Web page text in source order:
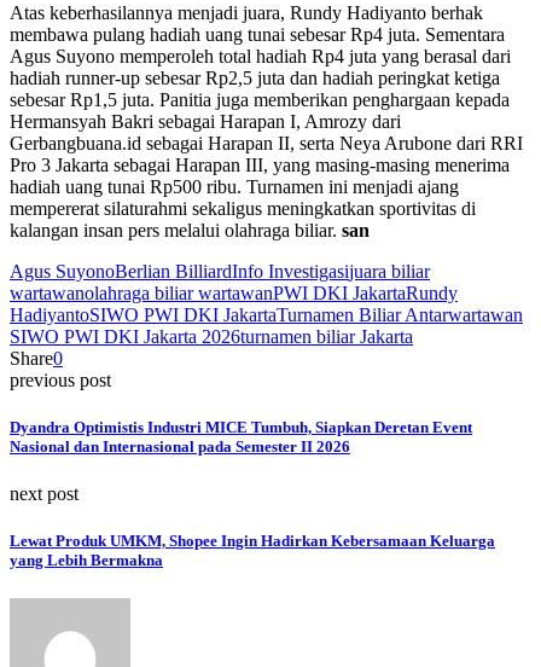
Atas keberhasilannya menjadi juara, Rundy Hadiyanto berhak
membawa pulang hadiah uang tunai sebesar Rp4 juta. Sementara
Agus Suyono memperoleh total hadiah Rp4 juta yang berasal dari
hadiah runner-up sebesar Rp2,5 juta dan hadiah peringkat ketiga
sebesar Rp1,5 juta. Panitia juga memberikan penghargaan kepada
Hermansyah Bakri sebagai Harapan I, Amrozy dari
Gerbangbuana.id sebagai Harapan II, serta Neya Arubone dari RRI
Pro 3 Jakarta sebagai Harapan III, yang masing-masing menerima
hadiah uang tunai Rp500 ribu. Turnamen ini menjadi ajang
mempererat silaturahmi sekaligus meningkatkan sportivitas di
kalangan insan pers melalui olahraga biliar. san
Agus SuyonoBerlian BilliardInfo Investigasijuara biliar
wartawanolahraga biliar wartawanPWI DKI JakartaRundy
HadiyantoSIWO PWI DKI JakartaTurnamen Biliar Antarwartawan
SIWO PWI DKI Jakarta 2026turnamen biliar Jakarta
Share0
previous post
Dyandra Optimistis Industri MICE Tumbuh, Siapkan Deretan Event
Nasional dan Internasional pada Semester II 2026
next post
Lewat Produk UMKM, Shopee Ingin Hadirkan Kebersamaan Keluarga
yang Lebih Bermakna